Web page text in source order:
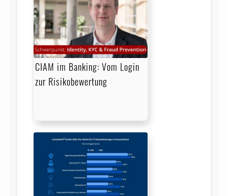
CIAM im Banking: Vom Login
zur Risikobewertung